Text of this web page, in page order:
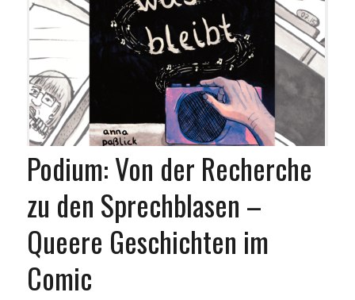
Podium: Von der Recherche
zu den Sprechblasen –
Queere Geschichten im
Comic